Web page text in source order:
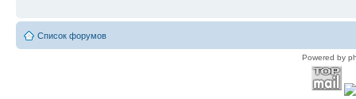
Список форумов
Powered by